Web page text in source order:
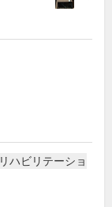
リハビリテーショ